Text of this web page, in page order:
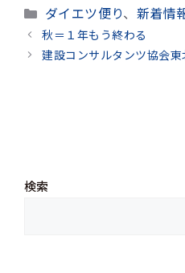
カ
テ
ゴ
ダイエツ便り、 新着情
秋＝１年もう終わる
建設コンサルタンツ協会東
検索